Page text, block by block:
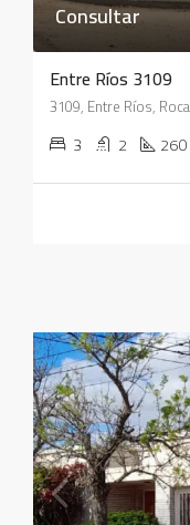
Consultar
Entre Ríos 3109
3 2 260